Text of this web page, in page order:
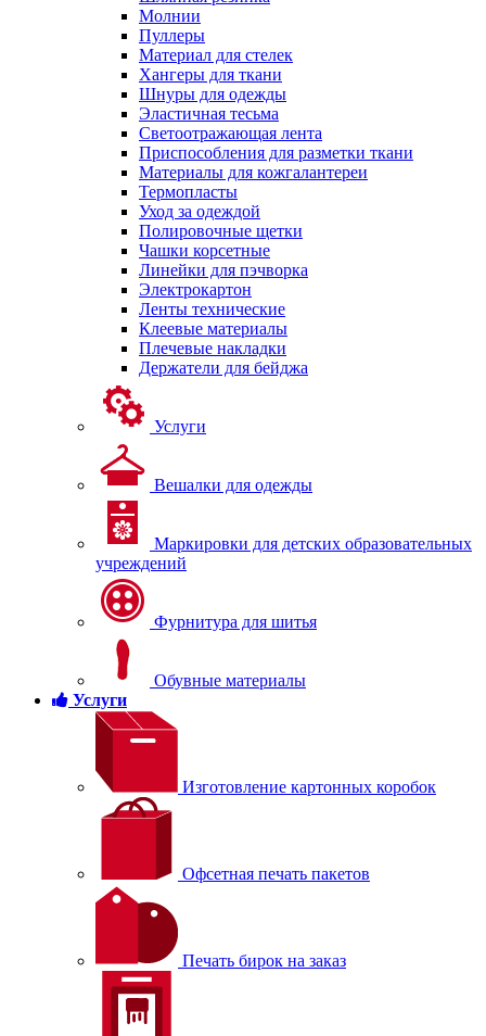
Молнии
Пуллеры
Материал для стелек
Хангеры для ткани
Шнуры для одежды
Эластичная тесьма
Светоотражающая лента
Приспособления для разметки ткани
Материалы для кожгалантереи
Термопласты
Уход за одеждой
Полировочные щетки
Чашки корсетные
Линейки для пэчворка
Электрокартон
Ленты технические
Клеевые материалы
Плечевые накладки
Держатели для бейджа
Услуги
Вешалки для одежды
Маркировки для детских образовательных
учреждений
Фурнитура для шитья
Обувные материалы
Услуги
Изготовление картонных коробок
Офсетная печать пакетов
Печать бирок на заказ